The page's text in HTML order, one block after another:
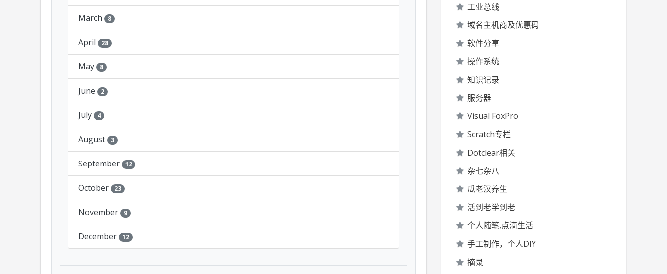
March 8
April 28
May 8
June 2
July 4
August 3
September 12
October 23
November 9
December 12
工业总线
域名主机商及优惠码
软件分享
操作系统
知识记录
服务器
Visual FoxPro
Scratch专栏
Dotclear相关
杂七杂八
瓜老汉养生
活到老学到老
个人随笔,点滴生活
手工制作，个人DIY
摘录